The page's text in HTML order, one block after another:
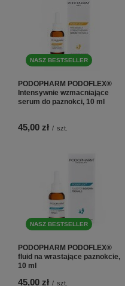
NASZ BESTSELLER
PODOPHARM PODOFLEX®
Intensywnie wzmacniające
serum do paznokci, 10 ml
45,00 zł / szt.
NASZ BESTSELLER
PODOPHARM PODOFLEX®
fluid na wrastające paznokcie,
10 ml
45,00 zł / szt.